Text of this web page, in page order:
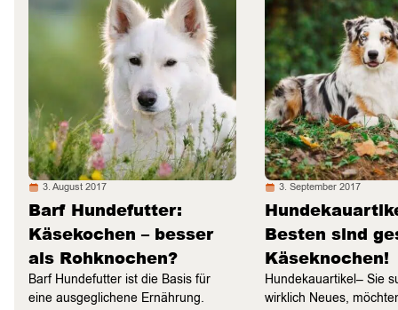
3. August 2017
Barf Hundefutter:
Käsekochen – besser
als Rohknochen?
Barf Hundefutter ist die Basis für
eine ausgeglichene Ernährung.
3. September 2017
Besten sind
Käseknochen!
Hundekauartikel– Sie
wirklich Neues,